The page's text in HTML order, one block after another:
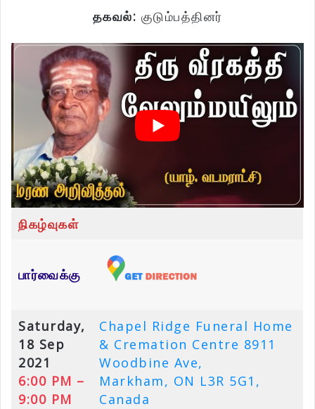
தகவல்: குடும்பத்தினர்
நிகழ்வுகள்
பார்வைக்கு
Saturday,
18 Sep
2021
6:00 PM –
9:00 PM
Chapel Ridge Funeral Home
& Cremation Centre 8911
Woodbine Ave,
Markham, ON L3R 5G1,
Canada